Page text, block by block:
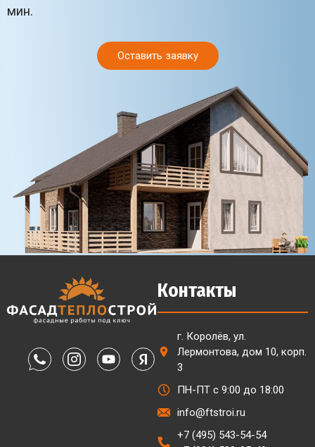
мин.
Оставить заявку
Контакты
г. Королёв, ул.
Лермонтова, дом 10, корп.
3
ПН-ПТ с 9:00 до 18:00
info@ftstroi.ru
+7 (495) 543-54-54